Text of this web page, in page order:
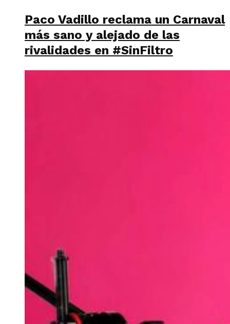
Paco Vadillo reclama un Carnaval
más sano y alejado de las
rivalidades en #SinFiltro